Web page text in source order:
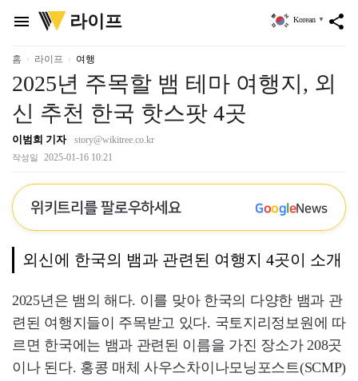
menu
위
키
리
라이프 share
Korean ▼
홈 라이프 여행
2025년 주목할 뱀 테마 여행지, 외
신 추천 한국 핫스팟 4곳
이범희 기자 story@wikitree.co.kr
작성일 2025-01-16 10:21
위키트리를 팔로우하세요 GoogleNews
외신에 한국의 뱀과 관련된 여행지 4곳이 소개
2025년은 뱀의 해다. 이를 맞아 한국의 다양한 뱀과 관
련된 여행지들이 주목받고 있다. 국토지리정보원에 따
르면 한국에는 뱀과 관련된 이름을 가진 장소가 208곳
이나 된다. 홍콩 매체 사우스차이나모닝포스트(SCMP)